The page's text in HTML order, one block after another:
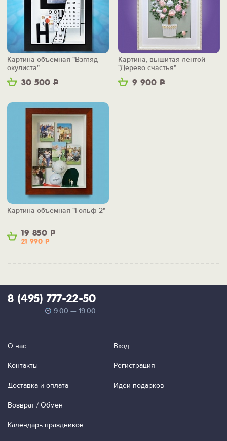
30 500 Р
Картина объемная "Взгляд
окулиста"
9 900 Р
Картина, вышитая лентой
"Дерево счастья"
19 850 Р
21 990Р
Картина объемная "Гольф 2"
8 (495) 777-22-50
9:00 — 19:00
О нас
Контакты
Доставка и оплата
Возврат / Обмен
Календарь праздников
Вход
Регистрация
Идеи подарков